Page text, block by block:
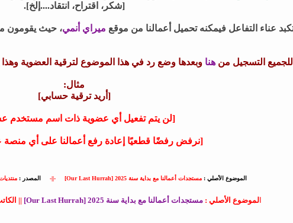
[شكر، اقتراح، انتقاد....إلخ].
عناء التفاعل فيمكنه تحميل أعمالنا من موقع ميراي أنمي، حيث يقومون
التسجيل منهنا وبعدها وضع رد في هذا الموضوع لترقية العضوية
مثال:
[أريد ترقية حسابي]
[لن يتم تفعيل أي عضوية ذات اسم مستخدم
[نرفض رفضًا قطعيًا إعادة رفع أعمالنا على أي منصة
الموضوع الأصلي :مستجدات أعمالنا مع بداية سنة 2025 [Our Last Hurrah] -||- المصدر :
الموضوع الأصلي :مستجدات أعمالنا مع بداية سنة 2025 [Our Last Hurrah] ||